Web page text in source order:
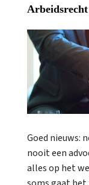
Goed nieuws:
nooit een
alles op het